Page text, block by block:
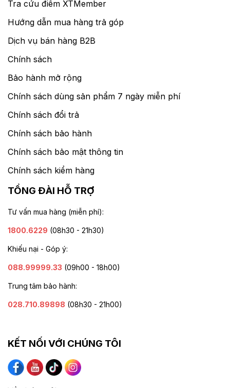
Tra cứu điểm XTMember
Hướng dẫn mua hàng trả góp
Dịch vụ bán hàng B2B
Chính sách
Bảo hành mở rộng
Chính sách dùng sản phẩm 7 ngày miễn phí
Chính sách đổi trả
Chính sách bảo hành
Chính sách bảo mật thông tin
Chính sách kiểm hàng
TỔNG ĐÀI HỖ TRỢ
Tư vấn mua hàng (miễn phí):
1800.6229 (08h30 - 21h30)
Khiếu nại - Góp ý:
088.99999.33 (09h00 - 18h00)
Trung tâm bảo hành:
028.710.89898 (08h30 - 21h00)
KẾT NỐI VỚI CHÚNG TÔI